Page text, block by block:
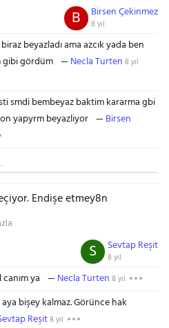
Birsen Çekinmez
8 yıl
B
beyazladı ama azcık yada ben
gördüm
Necla Turten 8 yıl
smdi bembeyaz baktim kararma gbi
yapyrm beyazliyor
Birsen
Endişe etmey8n
Sevtap Reşit
8 yıl
S
ya Necla Turten 8 yıl
bişey kalmaz. Görünce hak
Reşit8 yıl